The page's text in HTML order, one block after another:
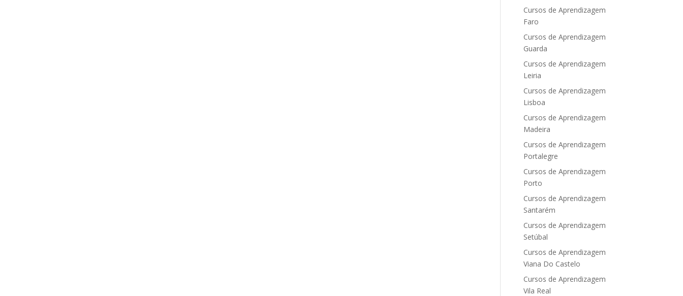
Cursos de Aprendizagem
Faro
Cursos de Aprendizagem
Guarda
Cursos de Aprendizagem
Leiria
Cursos de Aprendizagem
Lisboa
Cursos de Aprendizagem
Madeira
Cursos de Aprendizagem
Portalegre
Cursos de Aprendizagem
Porto
Cursos de Aprendizagem
Santarém
Cursos de Aprendizagem
Setúbal
Cursos de Aprendizagem
Viana Do Castelo
Cursos de Aprendizagem
Vila Real